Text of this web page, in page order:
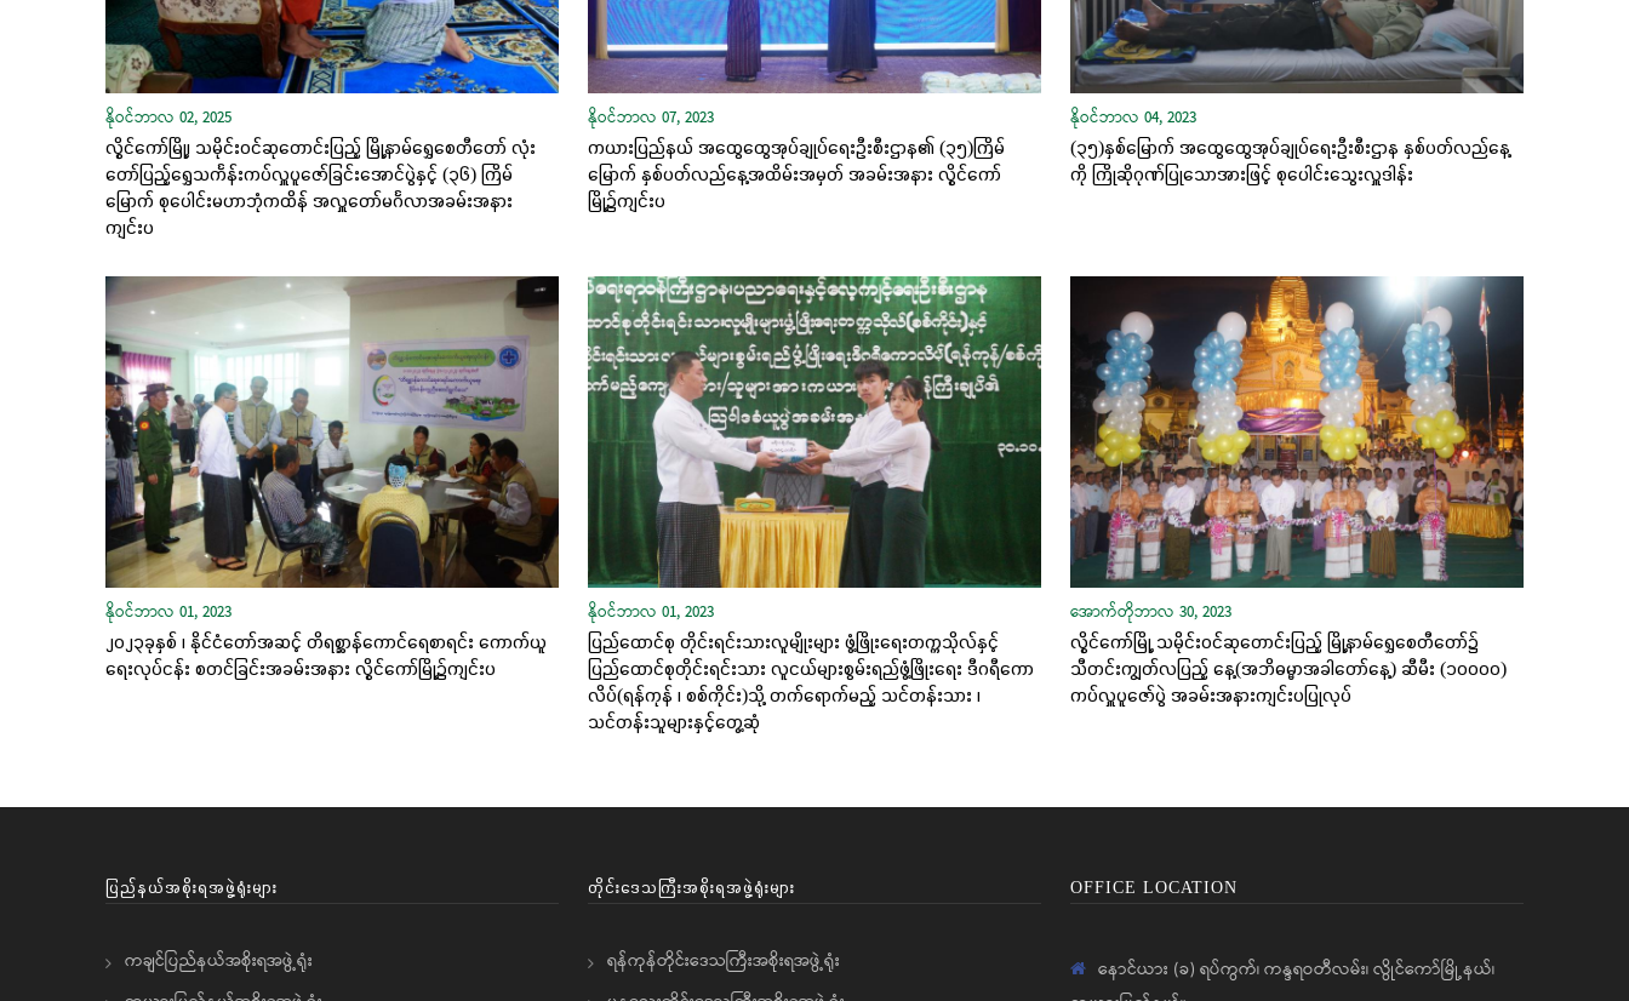
နိုဝင်ဘာလ 02, 2025
လွိုင်ကော်မြို့၊ သမိုင်းဝင်ဆုတောင်းပြည့် မြို့နာမ်ရွှေစေတီတော် လုံး
တော်ပြည့်ရွှေသင်္ကန်းကပ်လှူပူဇော်ခြင်းအောင်ပွဲနှင့် (၃၆) ကြိမ်
မြောက် စုပေါင်းမဟာဘုံကထိန် အလှူတော်မင်္ဂလာအခမ်းအနား
ကျင်းပ
နိုဝင်ဘာလ 07, 2023
ကယားပြည်နယ် အထွေထွေအုပ်ချုပ်ရေးဦးစီးဌာန၏ (၃၅)ကြိမ်
မြောက် နှစ်ပတ်လည်နေ့အထိမ်းအမှတ် အခမ်းအနား လွိုင်ကော်
မြို့၌ကျင်းပ
နိုဝင်ဘာလ 04, 2023
(၃၅)နှစ်မြောက် အထွေထွေအုပ်ချုပ်ရေးဦးစီးဌာန နှစ်ပတ်လည်နေ့
ကို ကြိုဆိုဂုဏ်ပြုသောအားဖြင့် စုပေါင်းသွေးလှူဒါန်း
နိုဝင်ဘာလ 01, 2023
၂၀၂၃ခုနှစ် ၊ နိုင်ငံတော်အဆင့် တိရစ္ဆာန်ကောင်ရေစာရင်း ကောက်ယူ
ရေးလုပ်ငန်း စတင်ခြင်းအခမ်းအနား လွိုင်ကော်မြို့၌ကျင်းပ
နိုဝင်ဘာလ 01, 2023
ပြည်ထောင်စု တိုင်းရင်းသားလူမျိုးများ ဖွံ့ဖြိုးရေးတက္ကသိုလ်နှင့်
ပြည်ထောင်စုတိုင်းရင်းသား လူငယ်များစွမ်းရည်ဖွံ့ဖြိုးရေး ဒီဂရီကော
လိပ်(ရန်ကုန် ၊ စစ်ကိုင်း)သို့ တက်ရောက်မည့် သင်တန်းသား ၊
သင်တန်းသူများနှင့်တွေ့ဆုံ
အောက်တိုဘာလ 30, 2023
လွိုင်ကော်မြို့ သမိုင်းဝင်ဆုတောင်းပြည့် မြို့နာမ်ရွှေစေတီတော်၌
သီတင်းကျွတ်လပြည့် နေ့(အဘိဓမ္မာအခါတော်နေ့) ဆီမီး (၁၀၀၀၀)
ကပ်လှူပူဇော်ပွဲ အခမ်းအနားကျင်းပပြုလုပ်
ပြည်နယ်အစိုးရအဖွဲ့ရုံးများ
ကချင်ပြည်နယ်အစိုးရအဖွဲ့ရုံး
တိုင်းဒေသကြီးအစိုးရအဖွဲ့ရုံးများ
ရန်ကုန်တိုင်းဒေသကြီးအစိုးရအဖွဲ့ရုံး
OFFICE LOCATION
နောင်ယား (ခ) ရပ်ကွက်၊ ကန္ဒရဝတီလမ်း၊ လွိုင်ကော်မြို့နယ်၊